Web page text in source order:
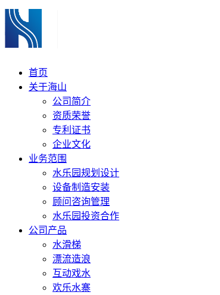
首页
关于海山
公司简介
资质荣誉
专利证书
企业文化
业务范围
水乐园规划设计
设备制造安装
顾问咨询管理
水乐园投资合作
公司产品
水滑梯
漂流造浪
互动戏水
欢乐水寨